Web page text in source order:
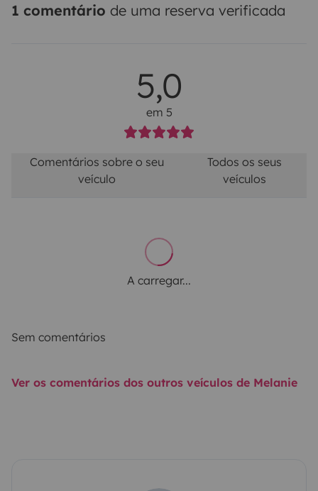
1 comentário de uma reserva verificada
5,0
em 5
Comentários sobre o seu
veículo
Todos os seus
veículos
A carregar...
Sem comentários
Ver os comentários dos outros veículos de Melanie